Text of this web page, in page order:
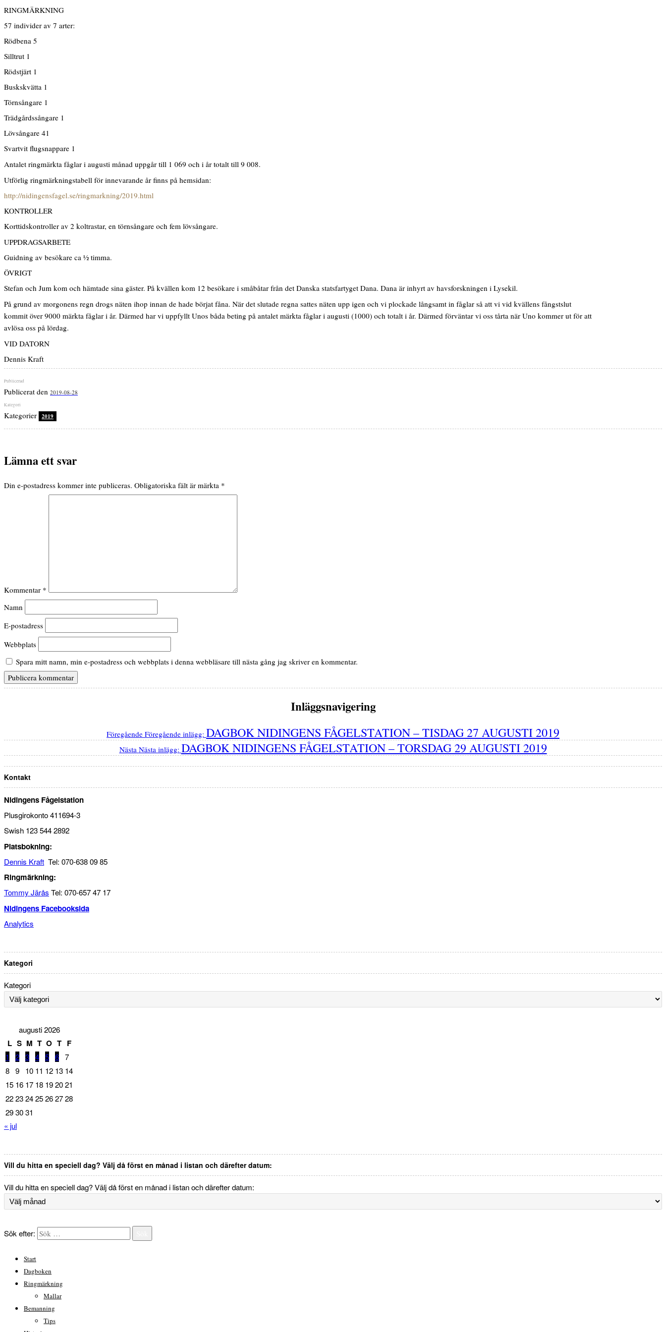
RINGMÄRKNING
57 individer av 7 arter:
Rödbena 5
Silltrut 1
Rödstjärt 1
Buskskvätta 1
Törnsångare 1
Trädgårdssångare 1
Lövsångare 41
Svartvit flugsnappare 1
Antalet ringmärkta fåglar i augusti månad uppgår till 1 069 och i år totalt till 9 008.
Utförlig ringmärkningstabell för innevarande år finns på hemsidan:
http://nidingensfagel.se/ringmarkning/2019.html
KONTROLLER
Korttidskontroller av 2 koltrastar, en törnsångare och fem lövsångare.
UPPDRAGSARBETE
Guidning av besökare ca ½ timma.
ÖVRIGT
Stefan och Jum kom och hämtade sina gäster. På kvällen kom 12 besökare i småbåtar från det Danska statsfartyget Dana. Dana är inhyrt av havsforskningen i Lysekil.
På grund av morgonens regn drogs näten ihop innan de hade börjat fåna. När det slutade regna sattes näten upp igen och vi plockade långsamt in fåglar så att vi vid kvällens fångstslut
kommit över 9000 märkta fåglar i år. Därmed har vi uppfyllt Unos båda beting på antalet märkta fåglar i augusti (1000) och totalt i år. Därmed förväntar vi oss tårta när Uno kommer ut för att
avlösa oss på lördag.
VID DATORN
Dennis Kraft
Publicerat den 2019-08-28
Kategorier 2019
Lämna ett svar
Din e-postadress kommer inte publiceras. Obligatoriska fält är märkta *
Kommentar *
Namn
E-postadress
Webbplats
Spara mitt namn, min e-postadress och webbplats i denna webbläsare till nästa gång jag skriver en kommentar.
Inläggsnavigering
Föregående Föregående inlägg: DAGBOK NIDINGENS FÅGELSTATION – TISDAG 27 AUGUSTI 2019
Nästa Nästa inlägg: DAGBOK NIDINGENS FÅGELSTATION – TORSDAG 29 AUGUSTI 2019
Kontakt
Nidingens Fågelstation
Plusgirokonto 411694-3
Swish 123 544 2892
Platsbokning:
Dennis Kraft Tel: 070-638 09 85
Ringmärkning:
Tommy Järås Tel: 070-657 47 17
Nidingens Facebooksida
Analytics
Kategori
Kategori
augusti 2026
L S M T O T F
1 2 3 4 5 6 7
8 9 10 11 12 13 14
15 16 17 18 192021
22232425262728
293031
« jul
Vill du hitta en speciell dag? Välj då först en månad i listan och därefter datum:
Vill du hitta en speciell dag? Välj då först en månad i listan och därefter datum:
Sök efter:
Start
Dagboken
Ringmärkning
Mallar
Bemanning
Tips